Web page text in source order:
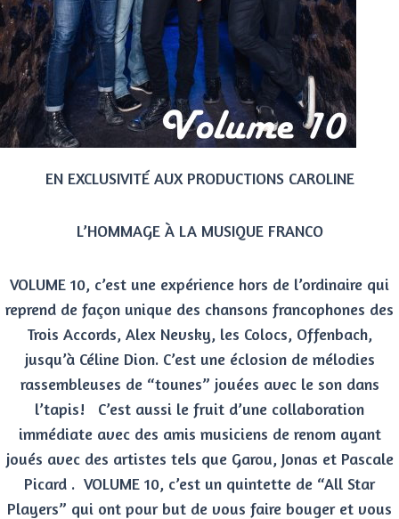
EN EXCLUSIVITÉ AUX PRODUCTIONS CAROLINE
L’HOMMAGE À LA MUSIQUE FRANCO
VOLUME 10, c’est une expérience hors de l’ordinaire qui
reprend de façon unique des chansons francophones des
Trois Accords, Alex Nevsky, les Colocs, Offenbach,
jusqu’à Céline Dion. C’est une éclosion de mélodies
rassembleuses de “tounes” jouées avec le son dans
l’tapis! C’est aussi le fruit d’une collaboration
immédiate avec des amis musiciens de renom ayant
joués avec des artistes tels que Garou, Jonas et Pascale
Picard . VOLUME 10, c’est un quintette de “All Star
Players” qui ont pour but de vous faire bouger et vous